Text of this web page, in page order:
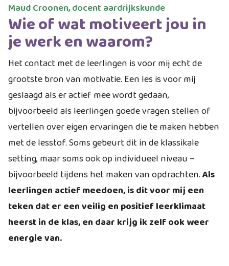
Maud Croonen, docent aardrijkskunde
Wie of wat motiveert jou in
je werk en waarom?
Het contact met de leerlingen is voor mij echt de
grootste bron van motivatie. Een les is voor mij
geslaagd als er actief mee wordt gedaan,
bijvoorbeeld als leerlingen goede vragen stellen of
vertellen over eigen ervaringen die te maken hebben
met de lesstof. Soms gebeurt dit in de klassikale
setting, maar soms ook op individueel niveau –
bijvoorbeeld tijdens het maken van opdrachten.Als
leerlingen actief meedoen, is dit voor mij een
teken dat er een veilig en positief leerklimaat
heerst in de klas, en daar krijg ik zelf ook weer
energie van.